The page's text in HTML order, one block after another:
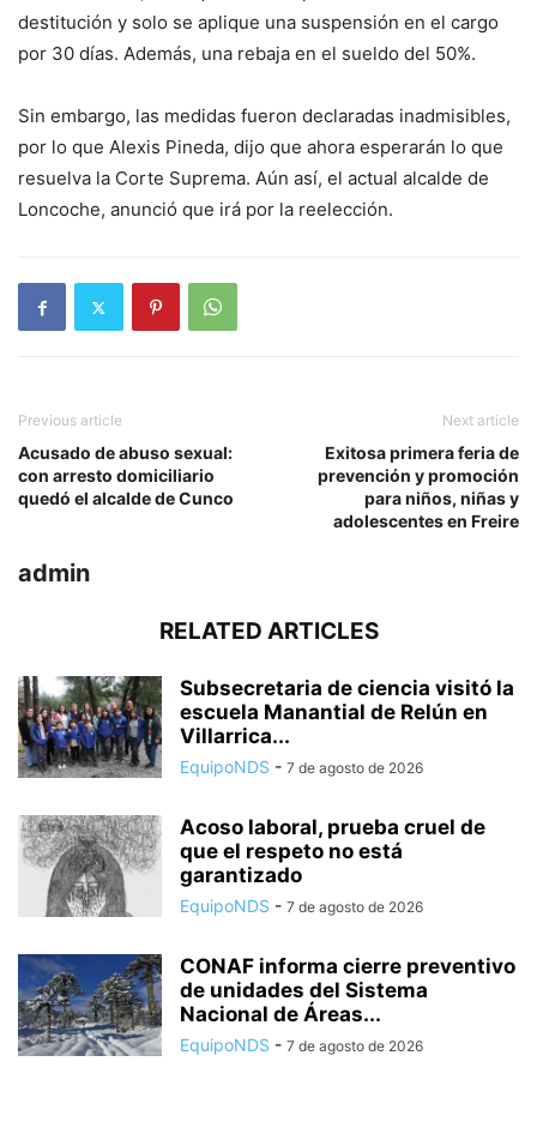
destitución y solo se aplique una suspensión en el cargo
por 30 días. Además, una rebaja en el sueldo del 50%.
Sin embargo, las medidas fueron declaradas inadmisibles,
por lo que Alexis Pineda, dijo que ahora esperarán lo que
resuelva la Corte Suprema. Aún así, el actual alcalde de
Loncoche, anunció que irá por la reelección.
Previous article
Acusado de abuso sexual:
con arresto domiciliario
quedó el alcalde de Cunco
Next article
Exitosa primera feria de
prevención y promoción
para niños, niñas y
adolescentes en Freire
admin
RELATED ARTICLES
Subsecretaria de ciencia visitó la
escuela Manantial de Relún en
Villarrica...
EquipoNDS - 7 de agosto de 2026
Acoso laboral, prueba cruel de
que el respeto no está
garantizado
EquipoNDS - 7 de agosto de 2026
CONAF informa cierre preventivo
de unidades del Sistema
Nacional de Áreas...
EquipoNDS - 7 de agosto de 2026